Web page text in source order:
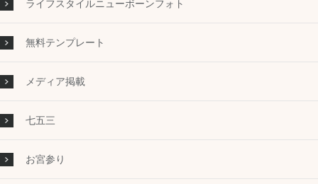
ライフスタイルニューボーンフォト
無料テンプレート
メディア掲載
七五三
お宮参り